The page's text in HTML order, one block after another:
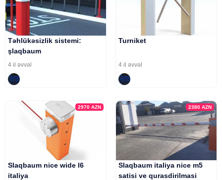
Təhlükəsizlik sistemi:
şlaqbaum
4 il əvvəl
Turniket
4 il əvvəl
2970AZN
Slaqbaum nice wide l6
italiya
2380 AZN
Slaqbaum italiya nice m5
satisi ve qurasdirilmasi